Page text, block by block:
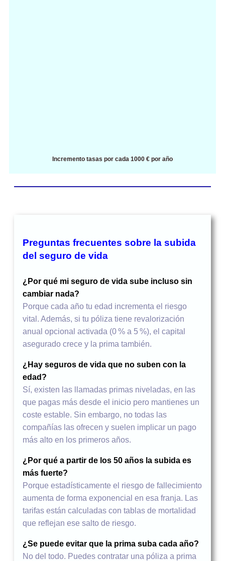
Incremento tasas por cada 1000 € por año
Preguntas frecuentes sobre la subida
del seguro de vida
¿Por qué mi seguro de vida sube incluso sin
cambiar nada?
Porque cada año tu edad incrementa el riesgo
vital. Además, si tu póliza tiene revalorización
anual opcional activada (0 % a 5 %), el capital
asegurado crece y la prima también.
¿Hay seguros de vida que no suben con la
edad?
Sí, existen las llamadas primas niveladas, en las
que pagas más desde el inicio pero mantienes un
coste estable. Sin embargo, no todas las
compañías las ofrecen y suelen implicar un pago
más alto en los primeros años.
¿Por qué a partir de los 50 años la subida es
más fuerte?
Porque estadísticamente el riesgo de fallecimiento
aumenta de forma exponencial en esa franja. Las
tarifas están calculadas con tablas de mortalidad
que reflejan ese salto de riesgo.
¿Se puede evitar que la prima suba cada año?
No del todo. Puedes contratar una póliza a prima